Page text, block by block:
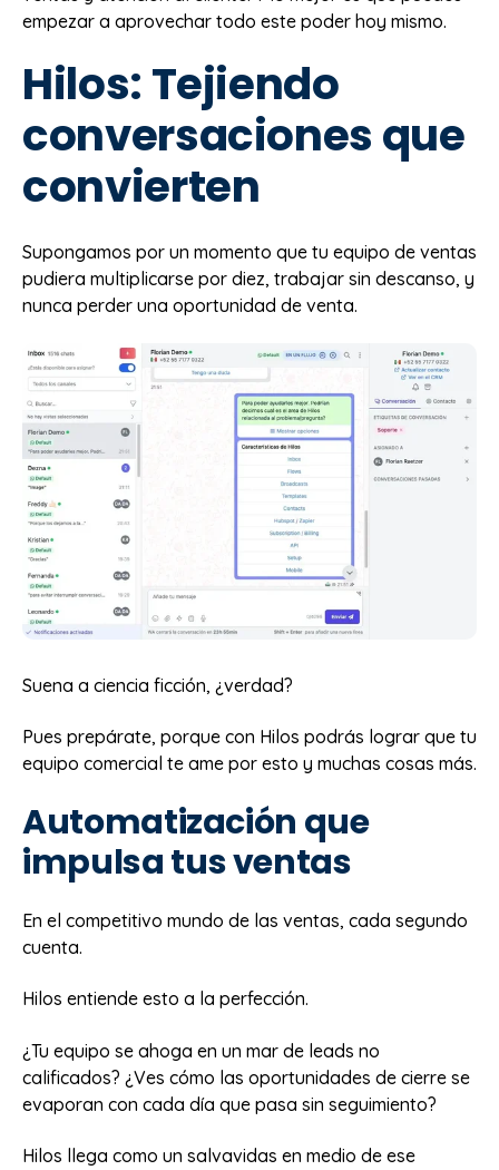
empezar a aprovechar todo este poder hoy mismo.
Hilos: Tejiendo
conversaciones que
convierten
Supongamos por un momento que tu equipo de ventas
pudiera multiplicarse por diez, trabajar sin descanso, y
nunca perder una oportunidad de venta.
Suena a ciencia ficción, ¿verdad?
Pues prepárate, porque con Hilos podrás lograr que tu
equipo comercial te ame por esto y muchas cosas más.
Automatización que
impulsa tus ventas
En el competitivo mundo de las ventas, cada segundo
cuenta.
Hilos entiende esto a la perfección.
¿Tu equipo se ahoga en un mar de leads no
calificados? ¿Ves cómo las oportunidades de cierre se
evaporan con cada día que pasa sin seguimiento?
Hilos llega como un salvavidas en medio de ese